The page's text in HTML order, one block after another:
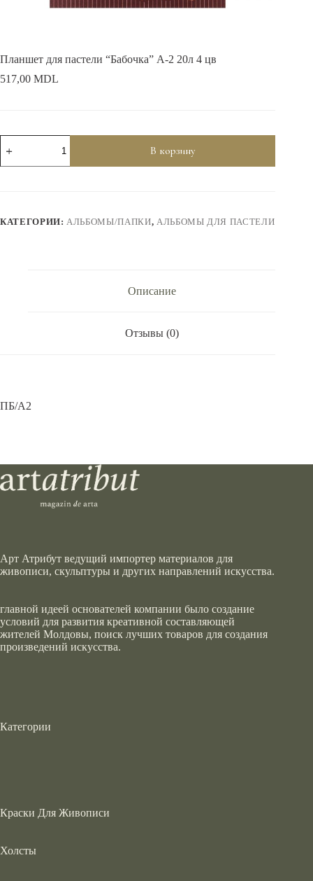
Планшет для пастели “Бабочка” А-2 20л 4 цв
517,00 MDL
товара
Планшет
20л
В корзину
КАТЕГОРИИ: АЛЬБОМЫ/ПАПКИ, АЛЬБОМЫ ДЛЯ ПАСТЕЛИ
Описание
Отзывы (0)
ПБ/А2
Арт Атрибут ведущий импортер материалов для
живописи, скульптуры и других направлений искусства.
главной идеей основателей компании было создание
условий для развития креативной составляющей
жителей Молдовы, поиск лучших товаров для создания
произведений искусства.
Категории
Краски Для Живописи
Холсты